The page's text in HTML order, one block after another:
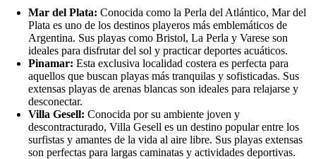
Mar del Plata: Conocida como la Perla del Atlántico, Mar del
Plata es uno de los destinos playeros más emblemáticos de
Argentina. Sus playas como Bristol, La Perla y Varese son
ideales para disfrutar del sol y practicar deportes acuáticos.
Pinamar: Esta exclusiva localidad costera es perfecta para
aquellos que buscan playas más tranquilas y sofisticadas. Sus
extensas playas de arenas blancas son ideales para relajarse y
desconectar.
Villa Gesell: Conocida por su ambiente joven y
descontracturado, Villa Gesell es un destino popular entre los
surfistas y amantes de la vida al aire libre. Sus playas extensas
son perfectas para largas caminatas y actividades deportivas.